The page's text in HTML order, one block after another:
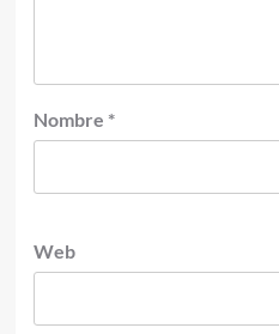
Nombre *
Web